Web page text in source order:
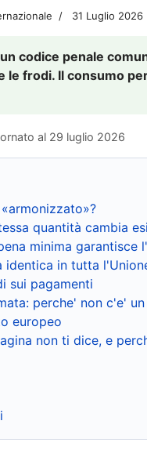
31 Luglio 2026
codice penale
le frodi. Il consumo
al 29 luglio 2026
quantità cambia
minima garantisce
identica in tutta
sui pagamenti
perche' non c'e'
europeo
non ti dice, e